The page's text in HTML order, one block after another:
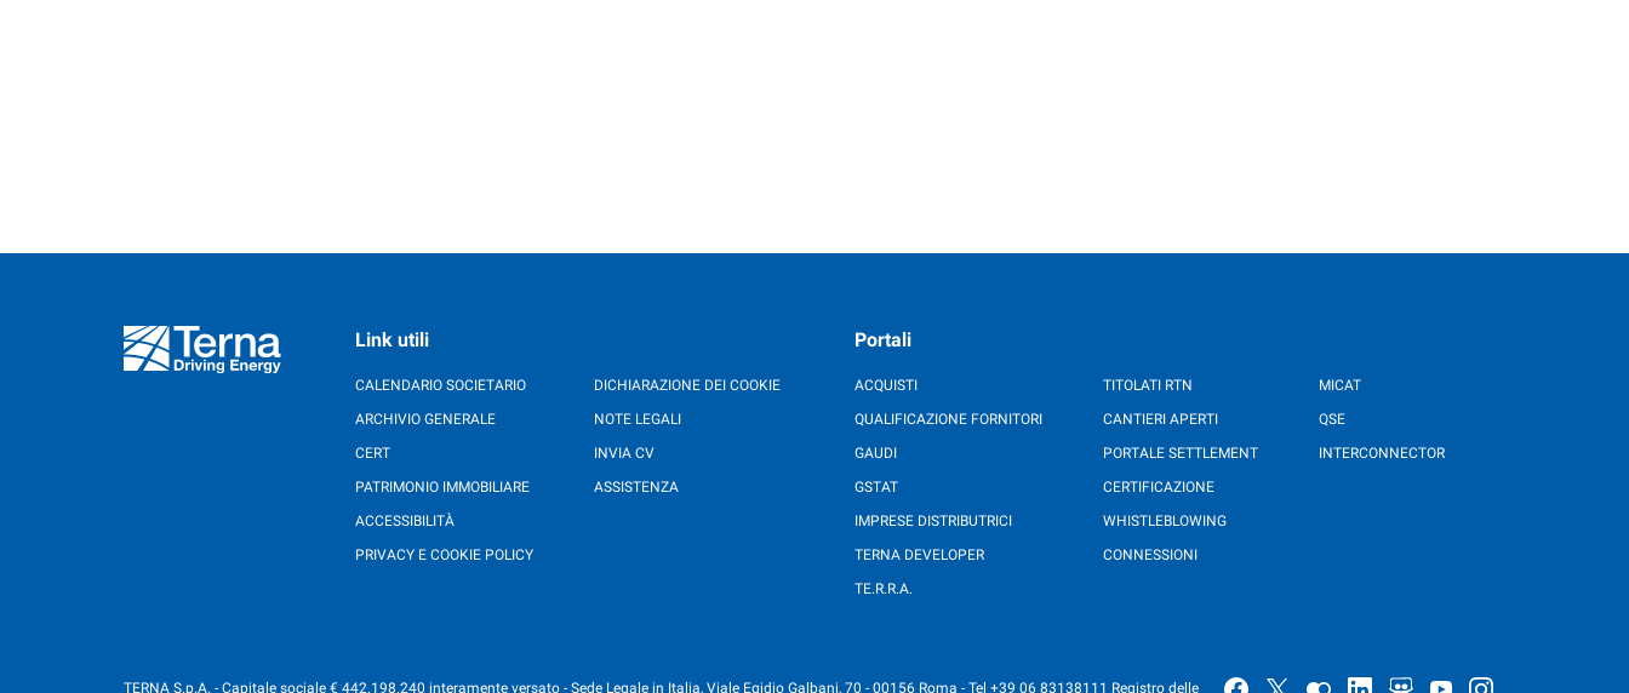
Link utili
CALENDARIO SOCIETARIO
ARCHIVIO GENERALE
CERT
PATRIMONIO IMMOBILIARE
ACCESSIBILITÀ
PRIVACY E COOKIE POLICY
DICHIARAZIONE DEI COOKIE
NOTE LEGALI
INVIA CV
ASSISTENZA
Portali
ACQUISTI
QUALIFICAZIONE FORNITORI
GAUDI
GSTAT
IMPRESE DISTRIBUTRICI
TERNA DEVELOPER
TE.R.R.A.
TITOLATI RTN
CANTIERI APERTI
PORTALE SETTLEMENT
CERTIFICAZIONE
WHISTLEBLOWING
CONNESSIONI
MICAT
QSE
INTERCONNECTOR
TERNA S.p.A. - Capitale sociale € 442.198.240 interamente versato - Sede Legale in Italia, Viale Egidio Galbani, 70 - 00156 Roma - Tel +39 06 83138111 Registro delle